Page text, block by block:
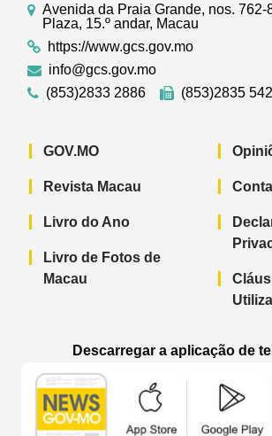
Avenida da Praia Grande, nos. 762-
Plaza, 15.º andar, Macau
https://www.gcs.gov.mo
info@gcs.gov.mo
(853)2833 2886
(853)2835
GOV.MO
Revista Macau
Livro do Ano
Livro de Fotos de
Macau
Descarregar a aplicação de